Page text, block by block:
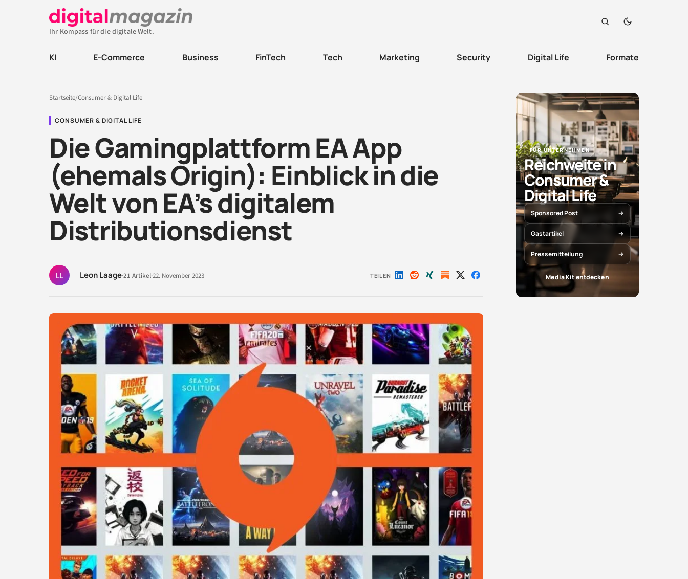
Ihr Kompass für die digitale Welt.
KI E-Commerce Business FinTech Tech Marketing Security Digital Life Formate
Startseite/Consumer & Digital Life
CONSUMER & DIGITAL LIFE
Die Gamingplattform EA App
(ehemals Origin): Einblick in die
Welt von EA’s digitalem
Distributionsdienst
LL Leon Laage·21 Artikel·22. November 2023 TEILEN Auf Auf Auf Auf Auf
FÜR UNTERNEHMEN
Reichweite in
Consumer &
Digital Life
Sponsored Post
Gastartikel
Pressemitteilung
Media Kit entdecken